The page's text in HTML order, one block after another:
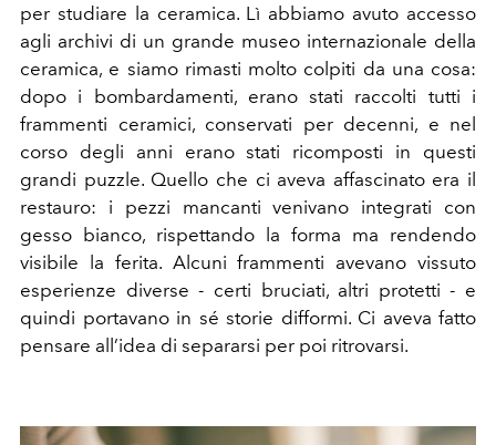
per studiare la ceramica. Lì abbiamo avuto accesso
agli archivi di un grande museo internazionale della
ceramica, e siamo rimasti molto colpiti da una cosa:
dopo i bombardamenti, erano stati raccolti tutti i
frammenti ceramici, conservati per decenni, e nel
corso degli anni erano stati ricomposti in questi
grandi puzzle. Quello che ci aveva affascinato era il
restauro: i pezzi mancanti venivano integrati con
gesso bianco, rispettando la forma ma rendendo
visibile la ferita. Alcuni frammenti avevano vissuto
esperienze diverse - certi bruciati, altri protetti - e
quindi portavano in sé storie difformi. Ci aveva fatto
pensare all’idea di separarsi per poi ritrovarsi.